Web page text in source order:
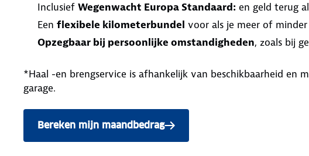
Inclusief Wegenwacht Europa Standaard: en geld terug
Een flexibele kilometerbundel voor als je meer of
Opzegbaar bij persoonlijke omstandigheden, zoals bij
*Haal -en brengservice is afhankelijk van beschikbaarheid en
garage.
Bereken mijn maandbedrag